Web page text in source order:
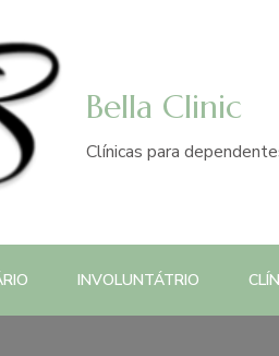
Bella Clinic
Clínicas para
INVOLUNTÁTRIO